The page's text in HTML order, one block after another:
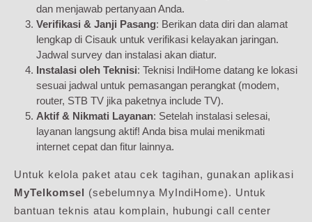
dan menjawab pertanyaan Anda.
Verifikasi & Janji Pasang: Berikan data diri dan alamat
lengkap di Cisauk untuk verifikasi kelayakan jaringan.
Jadwal survey dan instalasi akan diatur.
Instalasi oleh Teknisi: Teknisi IndiHome datang ke lokasi
sesuai jadwal untuk pemasangan perangkat (modem,
router, STB TV jika paketnya include TV).
Aktif & Nikmati Layanan: Setelah instalasi selesai,
layanan langsung aktif! Anda bisa mulai menikmati
internet cepat dan fitur lainnya.
Untuk kelola paket atau cek tagihan, gunakan aplikasi
MyTelkomsel (sebelumnya MyIndiHome). Untuk
bantuan teknis atau komplain, hubungi call center